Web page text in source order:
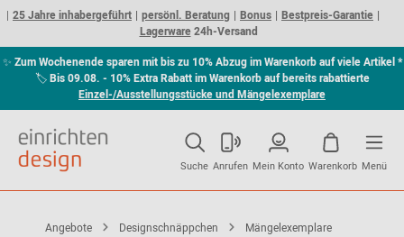
25 Jahre inhabergeführt persönl. Beratung Bonus
Bestpreis-Garantie
Lagerware24h-Versand
✨ Zum Wochenende sparen mit bis zu 10% Abzug im Warenkorb auf viele Artikel *
🏷Bis 09.08. - 10% Extra Rabatt im Warenkorb auf bereits rabattierte
Einzel-/Ausstellungsstücke und Mängelexemplare
Suche Anrufen Mein Konto Warenkorb Menü
Angebote Designschnäppchen Mängelexemplare